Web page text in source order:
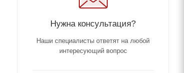
Нужна консультация?
Наши специалисты ответят на любой
интересующий вопрос